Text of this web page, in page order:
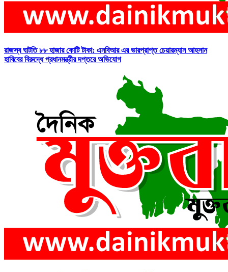
রাজস্ব ঘাটতি ৮৮ হাজার কোটি টাকা: এনবিআর এর ভারপ্রাপ্ত চেয়ারম্যান আহসান
হাবিবের বিরুদ্ধে প্রধানমন্ত্রীর দপ্তরে অভিযোগ